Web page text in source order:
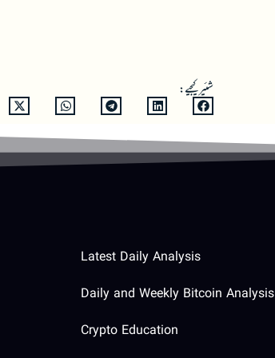
شئیر کیجیے:
Latest Daily Analysis
Daily and Weekly Bitcoin Analysis
Crypto Education